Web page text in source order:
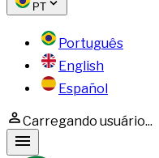
PT
Português
English
Español
Carregando usuário...